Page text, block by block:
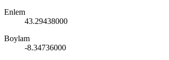
Enlem
43.29438000
Boylam
-8.34736000